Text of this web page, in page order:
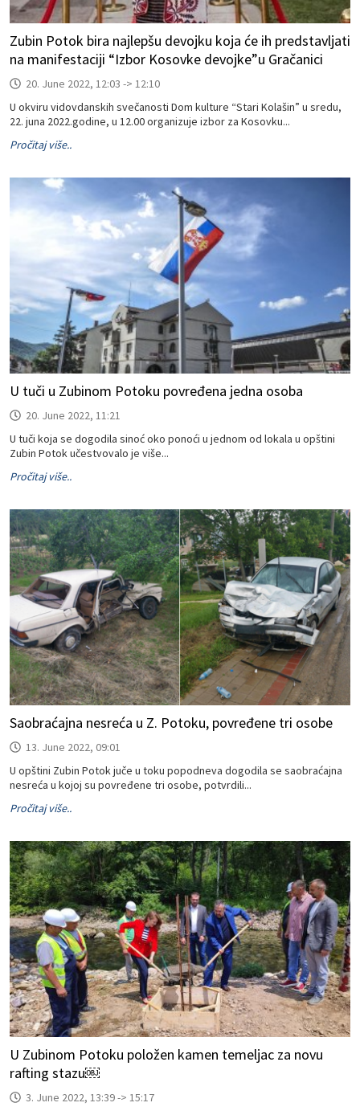
Zubin Potok bira najlepšu devojku koja će ih predstavljati
na manifestaciji “Izbor Kosovke devojke”u Gračanici
20. June 2022, 12:03 -> 12:10
U okviru vidovdanskih svečanosti Dom kulture “Stari Kolašin” u sredu,
22. juna 2022.godine, u 12.00 organizuje izbor za Kosovku...
Pročitaj više..
U tuči u Zubinom Potoku povređena jedna osoba
20. June 2022, 11:21
U tuči koja se dogodila sinoć oko ponoći u jednom od lokala u opštini
Zubin Potok učestvovalo je više...
Pročitaj više..
Saobraćajna nesreća u Z. Potoku, povređene tri osobe
13. June 2022, 09:01
U opštini Zubin Potok juče u toku popodneva dogodila se saobraćajna
nesreća u kojoj su povređene tri osobe, potvrdili...
Pročitaj više..
U Zubinom Potoku položen kamen temeljac za novu
rafting stazu￼
3. June 2022, 13:39 -> 15:17